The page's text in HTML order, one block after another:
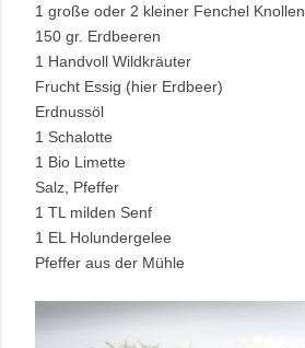
1 große oder 2 kleiner Fenchel Knollen
150 gr. Erdbeeren
1 Handvoll Wildkräuter
Frucht Essig (hier Erdbeer)
Erdnussöl
1 Schalotte
1 Bio Limette
Salz, Pfeffer
1 TL milden Senf
1 EL Holundergelee
Pfeffer aus der Mühle